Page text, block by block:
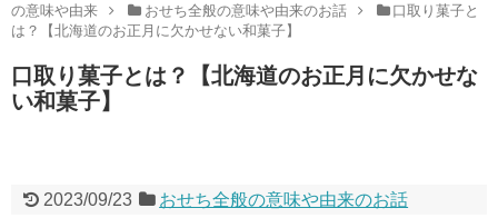
の意味や由来
おせち全般の意味や由来のお話
口取り菓子と
は？【北海道のお正月に欠かせない和菓子】
口取り菓子とは？【北海道のお正月に欠かせな
い和菓子】
2023/09/23 おせち全般の意味や由来のお話